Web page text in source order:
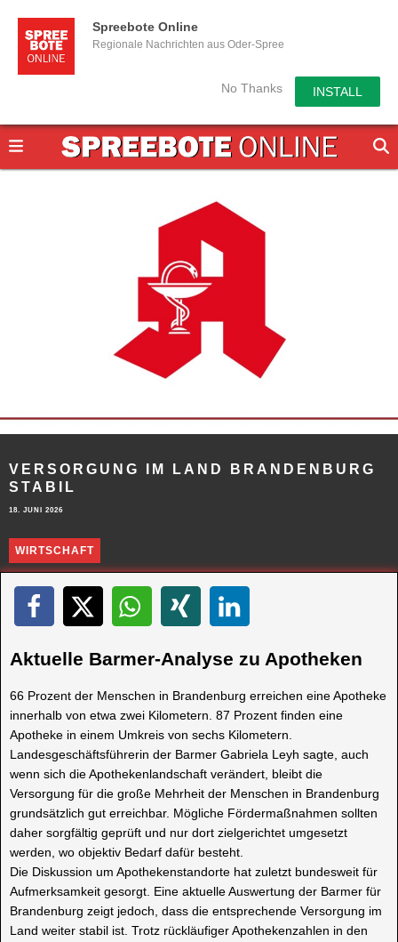
Spreebote Online
Regionale Nachrichten aus Oder-Spree
No Thanks INSTALL
VERSORGUNG IM LAND BRANDENBURG
STABIL
18. JUNI 2026
WIRTSCHAFT
Aktuelle Barmer-Analyse zu Apotheken
66 Prozent der Menschen in Brandenburg erreichen eine Apotheke
innerhalb von etwa zwei Kilometern. 87 Prozent finden eine
Apotheke in einem Umkreis von sechs Kilometern.
Landesgeschäftsführerin der Barmer Gabriela Leyh sagte, auch
wenn sich die Apothekenlandschaft verändert, bleibt die
Versorgung für die große Mehrheit der Menschen in Brandenburg
grundsätzlich gut erreichbar. Mögliche Fördermaßnahmen sollten
daher sorgfältig geprüft und nur dort zielgerichtet umgesetzt
werden, wo objektiv Bedarf dafür besteht.
Die Diskussion um Apothekenstandorte hat zuletzt bundesweit für
Aufmerksamkeit gesorgt. Eine aktuelle Auswertung der Barmer für
Brandenburg zeigt jedoch, dass die entsprechende Versorgung im
Land weiter stabil ist. Trotz rückläufiger Apothekenzahlen in den